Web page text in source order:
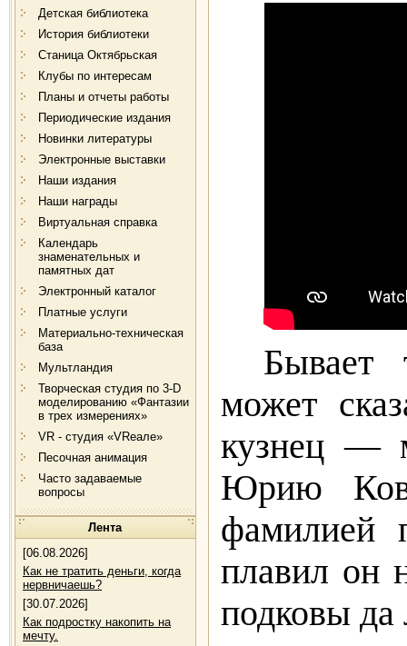
Детская библиотека
История библиотеки
Станица Октябрьская
Клубы по интересам
Планы и отчеты работы
Периодические издания
Новинки литературы
Электронные выставки
Наши издания
Наши награды
Виртуальная справка
Календарь
знаменательных и
памятных дат
Электронный каталог
Платные услуги
Материально-техническая
база
Мультландия
Творческая студия по 3-D
моделированию «Фантазии
в трех измерениях»
VR - студия «VRеале»
Песочная анимация
Часто задаваемые
вопросы
Лента
[06.08.2026]
Как не тратить деньги, когда
нервничаешь?
[30.07.2026]
Как подростку накопить на
мечту.
Бывает
может
кузнец —
Юрию
фамилией
плавил он
подковы да